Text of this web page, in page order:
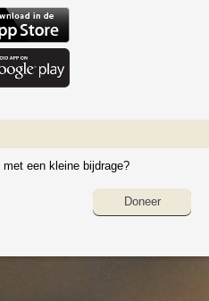
met een kleine bijdrage?
Doneer